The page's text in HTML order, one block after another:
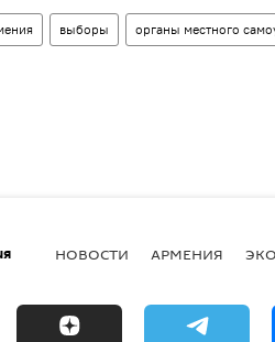
выборы органы местного
НОВОСТИ АРМЕНИЯ